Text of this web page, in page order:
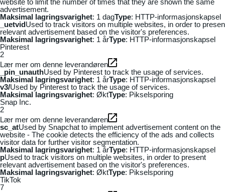
advertisement.
Maksimal lagringsvarighet: 1 dagType: HTTP-informasjonskapsel
_uetvidUsed to track visitors on multiple websites, in order to
relevant advertisement based on the visitor's preferences.
Maksimal lagringsvarighet: 1 årType: HTTP-informasjonskapsel
Pinterest
2
Lær mer om denne leverandøren
_pin_unauthUsed by Pinterest to track the usage of services.
Maksimal lagringsvarighet: 1 årType: HTTP-informasjonskapsel
v3/Used by Pinterest to track the usage of services.
Maksimal lagringsvarighet: ØktType: Pikselsporing
Snap Inc.
2
Lær mer om denne leverandøren
sc_atUsed by Snapchat to implement advertisement content on the
website - The cookie detects the efficiency of the ads and collects
visitor data for further visitor segmentation.
Maksimal lagringsvarighet: 1 årType: HTTP-informasjonskapsel
pUsed to track visitors on multiple websites, in order to present
relevant advertisement based on the visitor's preferences.
Maksimal lagringsvarighet: ØktType: Pikselsporing
TikTok
7